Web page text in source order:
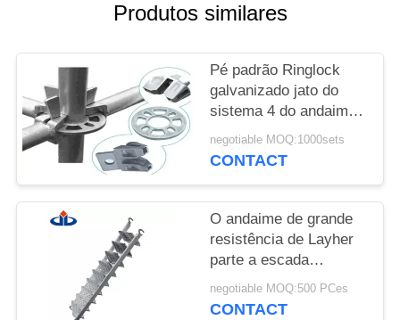
SITE
PRIVACY
POLICY
Produtos similares
Pé padrão Ringlock
galvanizado jato do
sistema 4 do andaime
de ASNZS Ringlock
negotiable MOQ:1000sets
CONTACT
O andaime de grande
resistência de Layher
parte a escada
telescópica do andaime
de Silverstep
negotiable MOQ:500 PCes
CONTACT